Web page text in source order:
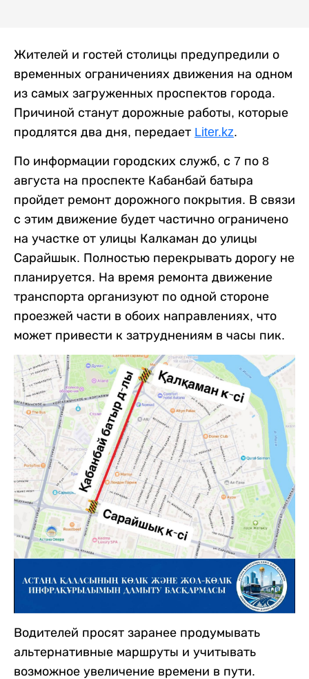
Жителей и гостей столицы предупредили о
временных ограничениях движения на одном
из самых загруженных проспектов города.
Причиной станут дорожные работы, которые
продлятся два дня, передает Liter.kz.
По информации городских служб, с 7 по 8
августа на проспекте Кабанбай батыра
пройдет ремонт дорожного покрытия. В связи
с этим движение будет частично ограничено
на участке от улицы Калкаман до улицы
Сарайшык. Полностью перекрывать дорогу не
планируется. На время ремонта движение
транспорта организуют по одной стороне
проезжей части в обоих направлениях, что
может привести к затруднениям в часы пик.
Водителей просят заранее продумывать
альтернативные маршруты и учитывать
возможное увеличение времени в пути.